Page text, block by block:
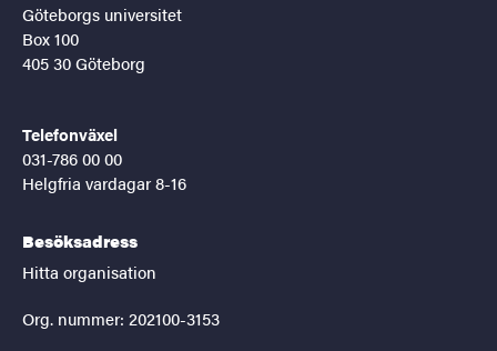
Göteborgs universitet
Box 100
405 30 Göteborg
Telefonväxel
031-786 00 00
Helgfria vardagar 8-16
Besöksadress
Hitta organisation
Org. nummer: 202100-3153